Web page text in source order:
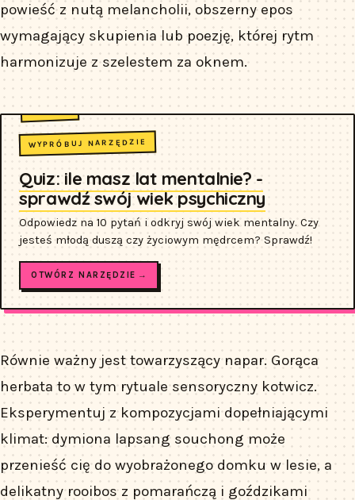
powieść z nutą melancholii, obszerny epos
wymagający skupienia lub poezję, której rytm
harmonizuje z szelestem za oknem.
WYPRÓBUJ NARZĘDZIE
Quiz: ile masz lat mentalnie? -
sprawdź swój wiek psychiczny
Odpowiedz na 10 pytań i odkryj swój wiek mentalny. Czy
jesteś młodą duszą czy życiowym mędrcem? Sprawdź!
OTWÓRZ NARZĘDZIE →
Równie ważny jest towarzyszący napar. Gorąca
herbata to w tym rytuale sensoryczny kotwicz.
Eksperymentuj z kompozycjami dopełniającymi
klimat: dymiona lapsang souchong może
przenieść cię do wyobrażonego domku w lesie, a
delikatny rooibos z pomarańczą i goździkami